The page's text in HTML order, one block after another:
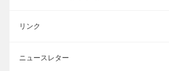
リンク
ニュースレター